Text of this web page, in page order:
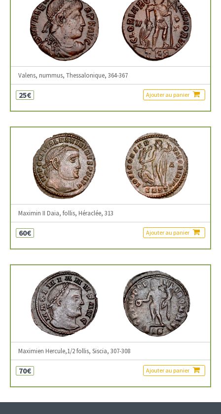
Valens, nummus, Thessalonique, 364-367
25€ Ajouter au panier
Maximin II Daia, follis, Héraclée, 313
60€ Ajouter au panier
Maximien Hercule,1/2 follis, Siscia, 307-308
70€ Ajouter au panier